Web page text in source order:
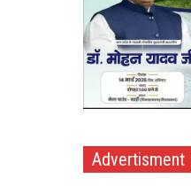
Advertisment